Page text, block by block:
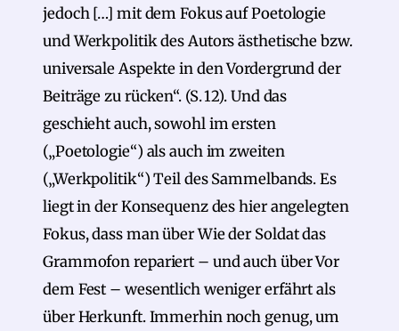
jedoch […] mit dem Fokus auf Poetologie
und Werkpolitik des Autors ästhetische bzw.
universale Aspekte in den Vordergrund der
Beiträge zu rücken“. (S. 12). Und das
geschieht auch, sowohl im ersten
(„Poetologie“) als auch im zweiten
(„Werkpolitik“) Teil des Sammelbands. Es
liegt in der Konsequenz des hier angelegten
Fokus, dass man über Wie der Soldat das
Grammofon repariert – und auch über Vor
dem Fest – wesentlich weniger erfährt als
über Herkunft. Immerhin noch genug, um